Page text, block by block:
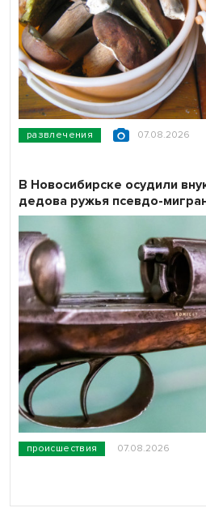
развлечения 07.08.2026
происшествия 07.08.2026
В Новосибирске осудили
дедова ружья псевдо-